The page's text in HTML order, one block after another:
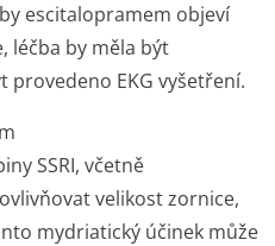
escitalopramem objeví
léčba by měla být
provedeno EKG vyšetření.
SSRI, včetně
velikost zornice,
mydriatický účinek může